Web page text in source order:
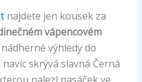
najdete jen kousek za
vápencovém
výhledy do
skrývá slavná Černá